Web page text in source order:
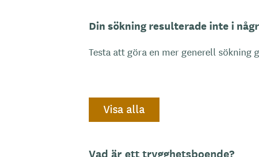
Din sökning resulterade inte i
Testa att göra en mer generell
Visa alla
Vad är ett trygghetsboende?